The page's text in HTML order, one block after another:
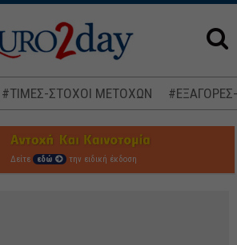
#ΤΙΜΕΣ-ΣΤΟΧΟΙ ΜΕΤΟΧΩΝ
Δείτε εδώ την ειδική έκδοση